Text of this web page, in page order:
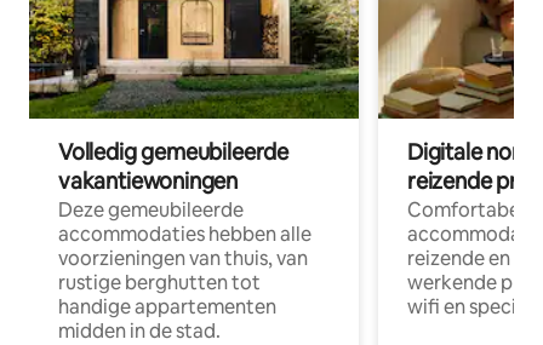
Volledig gemeubileerde
vakantiewoningen
Deze gemeubileerde
accommodaties hebben alle
voorzieningen van thuis, van
rustige berghutten tot
handige appartementen
midden in de stad.
Digitale
reizende
Comfortabele
reizende en
werkende
wifi en